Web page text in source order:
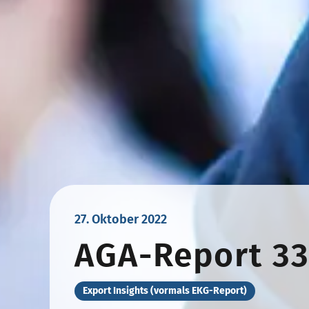
27. Oktober 2022
AGA-Report
Export Insights (vormals EKG-Report)